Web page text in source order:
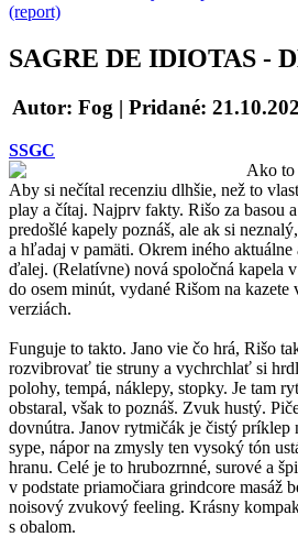
(report)
SAGRE DE IDIOTAS -
Autor: Fog | Pridané:
SSGC
Ako to
Aby si nečítal recenziu dlhšie, než to
play a čítaj. Najprv fakty. Rišo za basou
predošlé kapely poznáš, ale ak si
a hľadaj v pamäti. Okrem iného
ďalej. (Relatívne) nová spoločná kapela
do osem minút, vydané Rišom na kazete
verziách.
Funguje to takto. Jano vie čo hrá, Rišo
rozvibrovať tie struny a vychrchlať si
polohy, tempá, náklepy, stopky. Je tam
obstaral, však to poznáš. Zvuk hustý.
dovnútra. Janov rytmičák je čistý príklep
sype, nápor na zmysly ten vysoký tón
hranu. Celé je to hrubozrnné, surové a
v podstate priamočiara grindcore masáž
noisový zvukový feeling. Krásny
s obalom.